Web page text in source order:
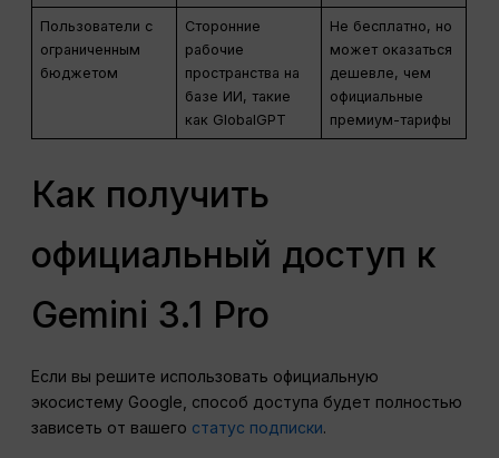
Пользователи с
ограниченным
бюджетом
Сторонние
рабочие
пространства на
базе ИИ, такие
как GlobalGPT
Не бесплатно, но
может оказаться
дешевле, чем
официальные
премиум-тарифы
Как получить
официальный доступ к
Gemini 3.1 Pro
Если вы решите использовать официальную
экосистему Google, способ доступа будет полностью
зависеть от вашего статус подписки.